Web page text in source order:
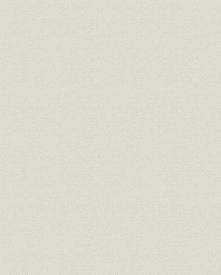
第1章 九州における電気事業の生成 1887~1904
第1節 電気事業の開始と九州
1 電気の利用と電気事業
電灯の発明
日本における電気事業の開始
電気利用の広がり
2 九州における電気利用の開始
長崎紡績所と長崎電灯
鹿児島紡績所と磯島津邸
3 熊本電灯の創業
創業の経緯
開業
創立期の経営状況
発電所移転の難航と汽缶破裂事故